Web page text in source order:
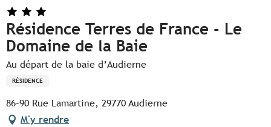
Résidence Terres de France - Le
Domaine de la Baie
Au départ de la baie d’Audierne
RÉSIDENCE
86-90 Rue Lamartine, 29770 Audierne
M'y rendre